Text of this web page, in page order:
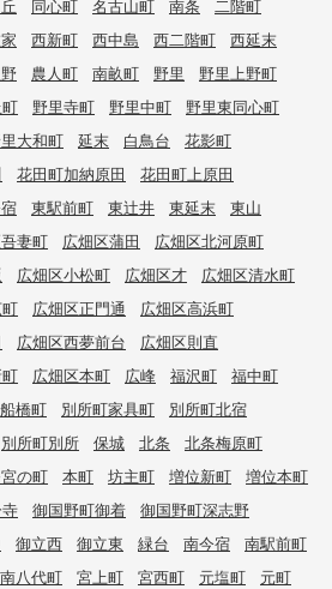
同心町 名古山町 南条
二階町
西新町 西中島 西二階町
西延末
農人町 南畝町 野里
野里上野町
野里寺町 野里中町
野里東同心町
大和町 延末 白鳥台
花影町
花田町加納原田
花田町上原田
東駅前町 東辻井 東延末
東山
妻町 広畑区蒲田
広畑区北河原町
広畑区小松町 広畑区才
広畑区清水町
広畑区正門通
広畑区高浜町
広畑区西夢前台
広畑区則直
広畑区本町 広峰 福沢町
福中町
船橋町 別所町家具町
別所町北宿
別所町別所 保城 北条
北条梅原町
の町 本町 坊主町 増位新町
増位本町
御国野町御着
御国野町深志野
御立西 御立東 緑台 南今宿
南駅前町
南八代町 宮上町 宮西町 元塩町
元町